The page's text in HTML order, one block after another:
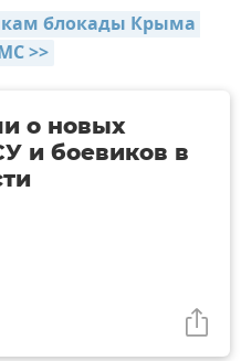
блокады Крыма
>>
о новых
и боевиков в